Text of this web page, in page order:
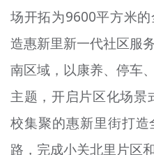
场开拓为9600平方米
造惠新里新一代社区服
南区域，以康养、停车
主题，开启片区化场景
校集聚的惠新里街打
路，完成小关北里片区